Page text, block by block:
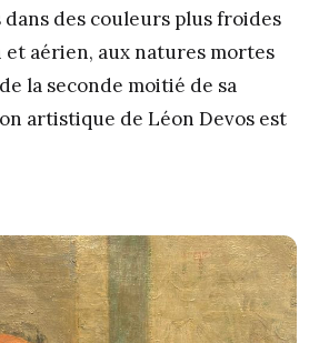
dans des couleurs plus froides
aérien, aux natures mortes
la seconde moitié de sa
artistique de Léon Devos est